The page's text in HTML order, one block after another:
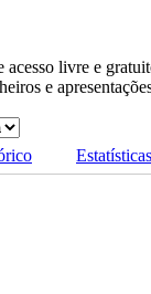
livre e
e
Estatísticas